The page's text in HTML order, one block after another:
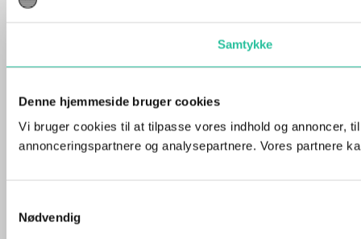
Samtykke
Denne hjemmeside bruger cookies
Vi bruger cookies til at tilpasse vores indhold og annoncer,
annonceringspartnere og analysepartnere. Vores partnere
Nødvendig